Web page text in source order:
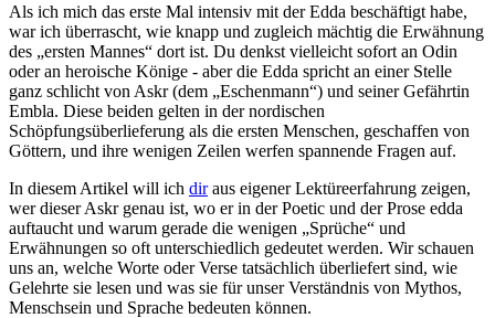
Als ich mich das erste Mal intensiv mit der Edda⁢ beschäftigt habe,
war ich ⁣überrascht,‌ wie knapp und zugleich mächtig die Erwähnung⁣
des „ersten Mannes“ ⁤dort ‍ist.⁣ Du‍ denkst vielleicht sofort⁣ an⁣ Odin
oder an heroische Könige -⁤ aber die Edda spricht an ⁢einer⁤ Stelle⁢
ganz​ schlicht von Askr​ (dem⁤ „Eschenmann“)⁢ und ‌seiner Gefährtin
‌Embla. Diese beiden ⁣gelten ⁣in der nordischen
Schöpfungsüberlieferung als⁢ die ​ersten Menschen, geschaffen von
Göttern, ⁣und​ ihre wenigen Zeilen ‌werfen ⁤spannende Fragen auf.
In diesem‌ Artikel ‌will ich diraus ⁢eigener ⁢Lektüreerfahrung zeigen,‌
wer dieser Askr⁤ genau⁣ ist, wo er ⁢in⁤ der‌ Poetic und der Prose edda
auftaucht und warum‍ gerade ‍die wenigen​ „Sprüche“ und
⁣Erwähnungen ‌so oft ‌unterschiedlich gedeutet werden. Wir ‌schauen​
uns ⁣an,⁤ welche Worte oder Verse tatsächlich überliefert sind, wie
Gelehrte ​sie⁤ lesen und was⁤ sie⁢ für unser Verständnis von Mythos,
Menschsein und ‍Sprache bedeuten können.